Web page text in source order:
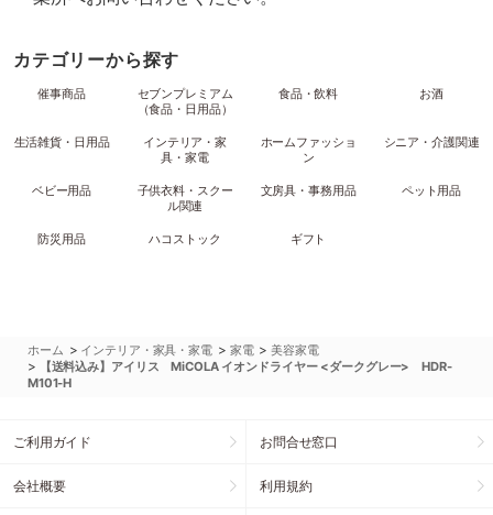
カテゴリーから探す
催事商品
セブンプレミアム
（食品・日用品）
食品・飲料 お酒
生活雑貨・日用品
インテリア・家
具・家電
ホームファッショ
ン
シニア・介護関連
ベビー用品
子供衣料・スクー
ル関連
文房具・事務用品 ペット用品
防災用品 ハコストック ギフト
ホーム > インテリア・家具・家電 > 家電 >美容家電
>
【送料込み】アイリス MiCOLA イオンドライヤー <ダークグレー> HDR-
M101-H
ご利用ガイド お問合せ窓口
会社概要 利用規約